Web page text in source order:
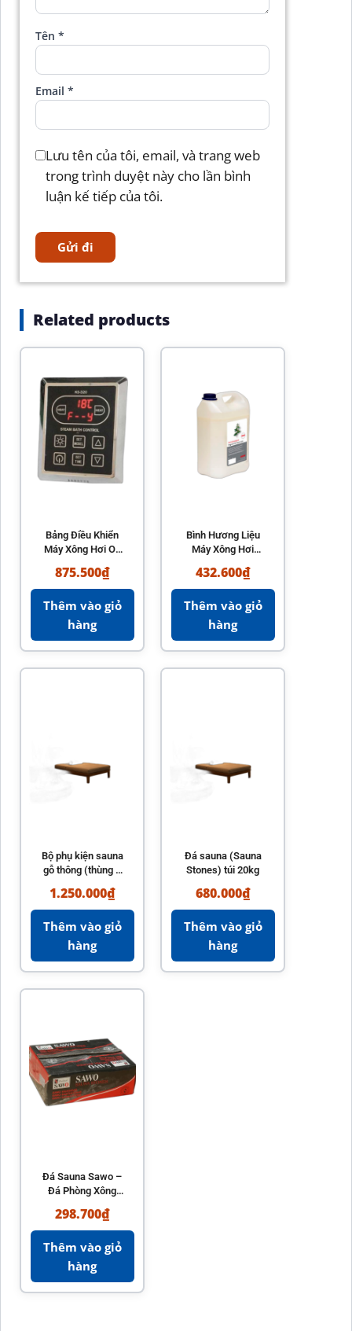
Tên *
Email *
Lưu tên của tôi, email, và trang web
trong trình duyệt này cho lần bình
luận kế tiếp của tôi.
Related products
Bảng Điều Khiển
Máy Xông Hơi OL
875.500₫
Thêm vào giỏ
hàng
Bình Hương Liệu
Máy Xông Hơi
432.600₫
Thêm vào giỏ
hàng
Bộ phụ kiện sauna
gỗ thông (thùng +
nhiệt kế)
1.250.000₫
Thêm vào giỏ
hàng
Đá sauna (Sauna
Stones) túi 20kg
680.000₫
Thêm vào giỏ
hàng
Đá Sauna Sawo –
Đá Phòng Xông
298.700₫
Thêm vào giỏ
hàng